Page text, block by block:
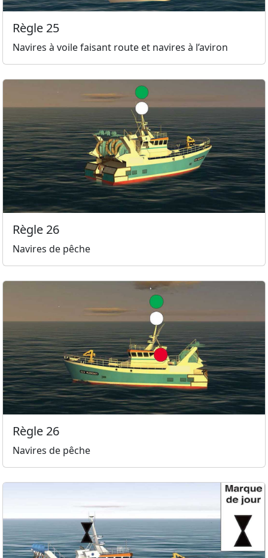
Règle 25
Navires à voile faisant route et navires à l’aviron
Règle 26
Navires de pêche
Règle 26
Navires de pêche